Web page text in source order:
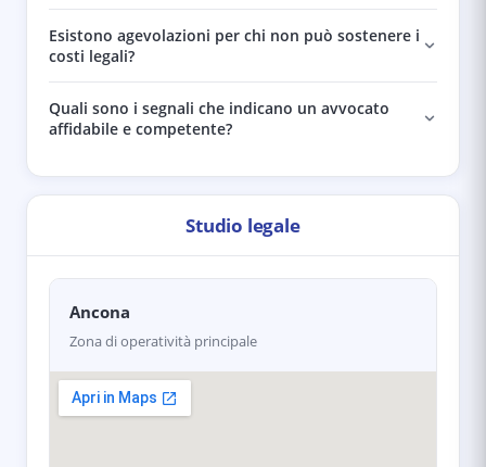
Esistono agevolazioni per chi non può sostenere i
costi legali?
Quali sono i segnali che indicano un avvocato
affidabile e competente?
Studio legale
Ancona
Zona di operatività principale